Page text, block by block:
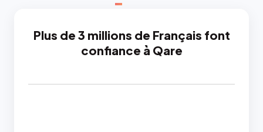
Plus de 3 millions de Français font
confiance à Qare